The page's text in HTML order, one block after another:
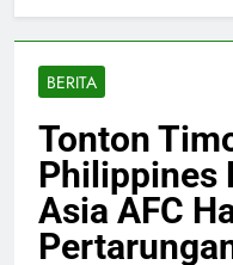
BERITA
Tonton
Philippines
Asia AFC